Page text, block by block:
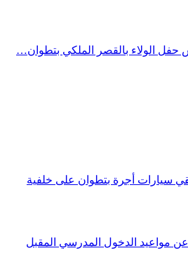
حفل الولاء بالقصر الملكي بتطوان…
سيارات أجرة بتطوان على خلفية
عن مواعيد الدخول المدرسي المقبل